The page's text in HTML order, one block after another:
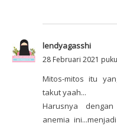
lendyagasshi
28 Februari 2021
Mitos-mitos itu
takut yaah...
Harusnya
anemia